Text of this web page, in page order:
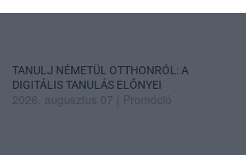
TANULJ NÉMETÜL OTTHONRÓL: A
DIGITÁLIS TANULÁS ELŐNYEI
2026. augusztus 07 Promóció